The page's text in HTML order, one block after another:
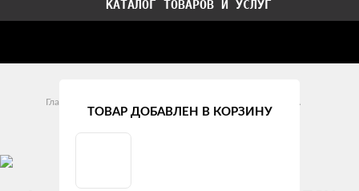
КАТАЛОГ ТОВАРОВ И УСЛУГ
Главная
TGA
MAN TGA (2007 +)
ТОВАР ДОБАВЛЕН В КОРЗИНУ